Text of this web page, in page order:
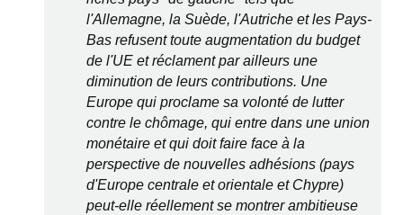
l'Allemagne, la Suède, l'Autriche et les Pays-
Bas refusent toute augmentation du budget
de l'UE et réclament par ailleurs une
diminution de leurs contributions. Une
Europe qui proclame sa volonté de lutter
contre le chômage, qui entre dans une union
monétaire et qui doit faire face à la
perspective de nouvelles adhésions (pays
d'Europe centrale et orientale et Chypre)
peut-elle réellement se montrer ambitieuse